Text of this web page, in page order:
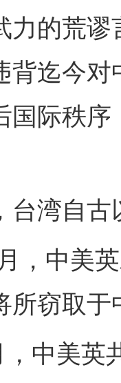
力的荒
背迄今
国际秩
湾自古
中美英
所窃取
美英